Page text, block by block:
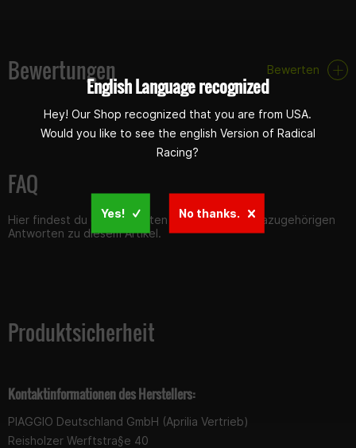
Bewertungen Bewerten
FAQ
Hier findest du die häufigsten Fragen und die dazugehörigen
Antworten zu diesem Artikel.
Produktsicherheit
Kontaktinformationen des Herstellers:
PIAGGIO Deutschland GmbH (Aprilia Vertrieb)
Reisholzer Werftstra§e 40
English Language recognized
Hey! Our Shop recognized that you are from USA.
Would you like to see the english Version of Radical
Racing?
Yes! No thanks.